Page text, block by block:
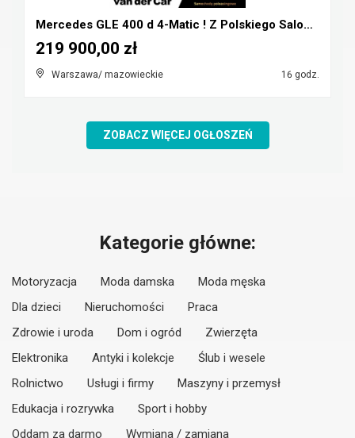
Mercedes GLE 400 d 4-Matic ! Z Polskiego Salonu ! ...
Warszawa/ mazowieckie 16 godz.
219 900,00 zł
ZOBACZ WIĘCEJ OGŁOSZEŃ
Kategorie główne:
Motoryzacja Moda damska
Moda męska
Dla dzieci
Nieruchomości
Praca
Zdrowie i uroda
Dom i ogród
Zwierzęta
Elektronika
Antyki i kolekcje
Ślub i wesele
Rolnictwo
Usługi i firmy
Maszyny i przemysł
Edukacja i rozrywka
Sport i hobby
Oddam za darmo
Wymiana / zamiana